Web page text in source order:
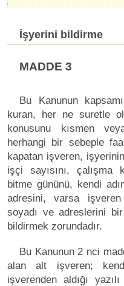
İşyerini bildirme
MADDE 3
Bu Kanunun
kuran, her ne suretle
konusunu kısmen
herhangi bir sebeple
kapatan işveren,
işçi sayısını,
bitme gününü, kendi
adresini, varsa
soyadı ve adreslerini
bildirmek zorundadır.
Bu Kanunun 2 nci
alan alt işveren;
işverenden aldığı